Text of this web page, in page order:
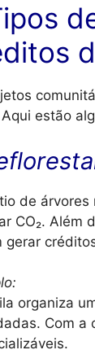
estão
de
CO₂. Além
gerar
organiza
Com a